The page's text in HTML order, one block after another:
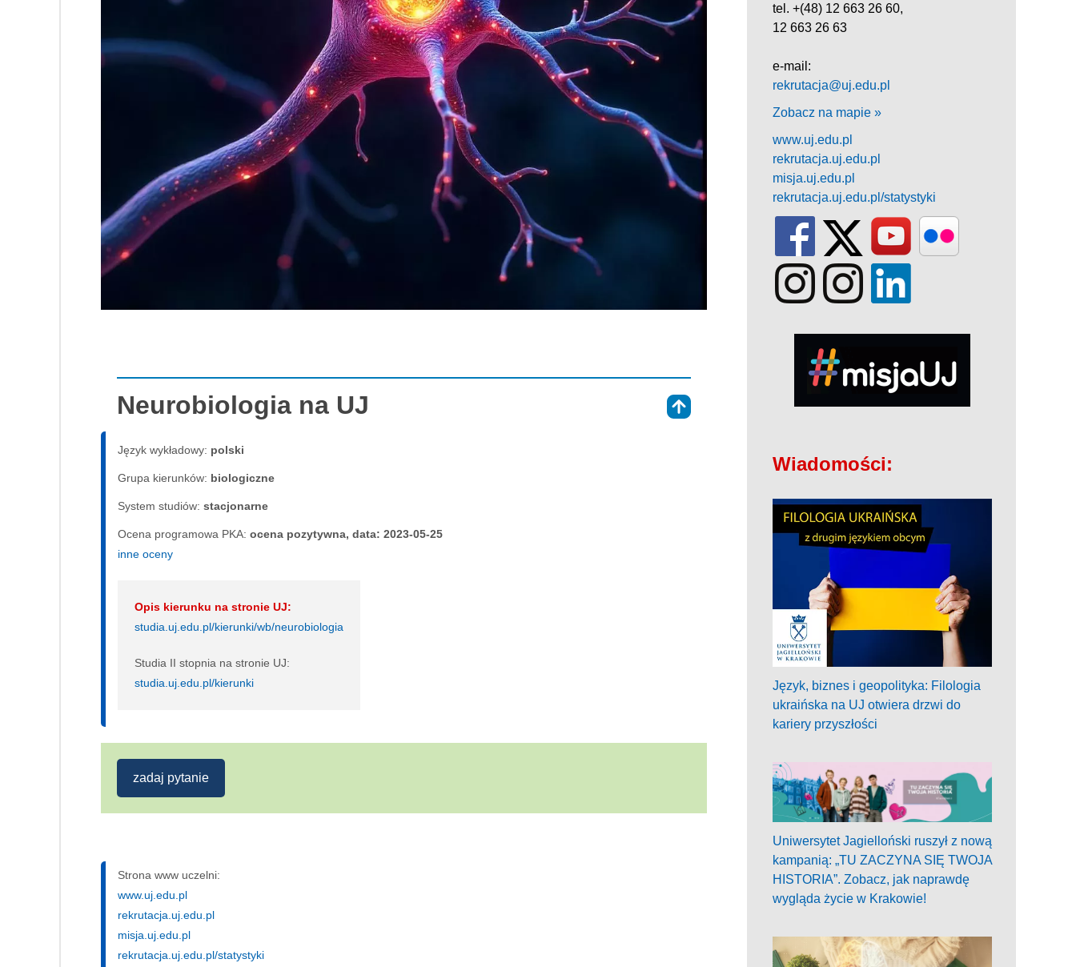
Neurobiologia na UJ
Język wykładowy: polski
Grupa kierunków: biologiczne
System studiów: sta­cjo­nar­ne
Ocena programowa PKA: ocena pozytywna, data: 2023-05-25
inne oceny
Opis kierunku na stronie UJ:
studia.uj.edu.pl/kierunki/wb/neurobiologia
Studia II stopnia na stronie UJ:
studia.uj.edu.pl/kierunki
zadaj pytanie
Strona www uczelni:
www.uj.edu.pl
rekrutacja.uj.edu.pl
misja.uj.edu.pl
rekrutacja.uj.edu.pl/statystyki
tel. +(48) 12 663 26 60,
12 663 26 63
e-mail:
rekrutacja@uj.edu.pl
Zobacz na mapie »
www.uj.edu.pl
rekrutacja.uj.edu.pl
misja.uj.edu.pl
rekrutacja.uj.edu.pl/statystyki
Wiadomości:
Język, biznes i geopolityka: Filologia
ukraińska na UJ otwiera drzwi do
kariery przyszłości
Uniwersytet Jagielloński ruszył z nową
kampanią: „TU ZACZYNA SIĘ TWOJA
HISTORIA”. Zobacz, jak naprawdę
wygląda życie w Krakowie!